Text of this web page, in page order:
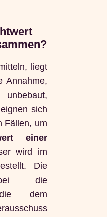
liegt
Annahme,
sich
Fällen, um
einer
wird im
Die
die
die dem